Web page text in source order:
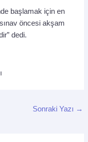
başlamak için en
öncesi akşam
dedi.
Sonraki Yazı →